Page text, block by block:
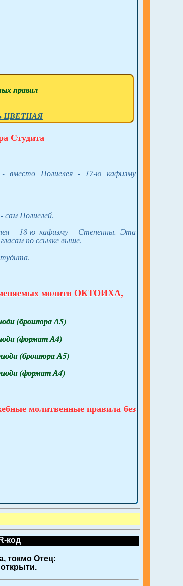
правил
ЦВЕТНАЯ
Студита
- вместо Полиелея - 17-ю кафизму
сам Полиелей.
- 18-ю кафизму - Степенны. Эта
по ссылке выше.
молитв ОКТОИХА,
(брошюра А5)
(формат А4)
(брошюра А5)
(формат А4)
молитвенные правила без
код
токмо Отец: